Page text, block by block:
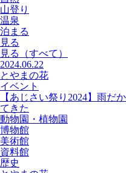
山登り
温泉
泊まる
見る
見る
（すべて）
2024.06.22
とやまの花
イベント
【あじさい祭り2024】雨だ
てきた
動物園・植物園
博物館
美術館
資料館
歴史